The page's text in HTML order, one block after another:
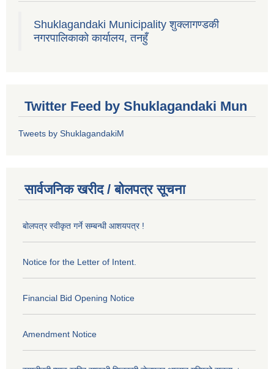
Shuklagandaki Municipality शुक्लागण्डकी
नगरपालिकाको कार्यालय, तनहुँ
Twitter Feed by Shuklagandaki Mun
Tweets by ShuklagandakiM
सार्वजनिक खरीद / बोलपत्र सूचना
बोलपत्र स्वीकृत गर्ने सम्बन्धी आशयपत्र !
Notice for the Letter of Intent.
Financial Bid Opening Notice
Amendment Notice